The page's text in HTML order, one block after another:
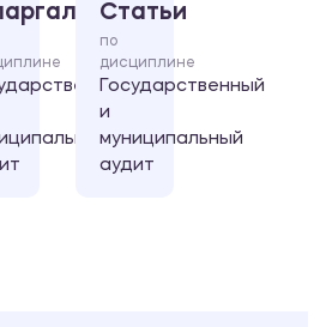
Статьи
по
дисциплине
Государственный
и
муниципальный
аудит